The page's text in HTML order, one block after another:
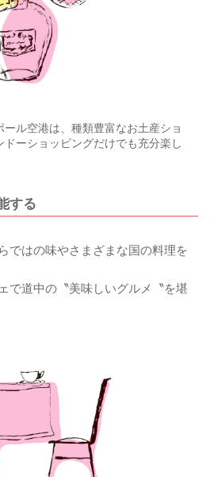
ル空港は、種類豊富なお土産ショ
ドーショッピングだけでも充分楽し
する
ではの味やさまざまな国の料理を
で道中の〝美味しいグルメ〝を堪